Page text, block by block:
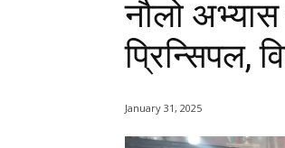
नौलो अभ्यास
प्रिन्सिपल,
January 31, 2025